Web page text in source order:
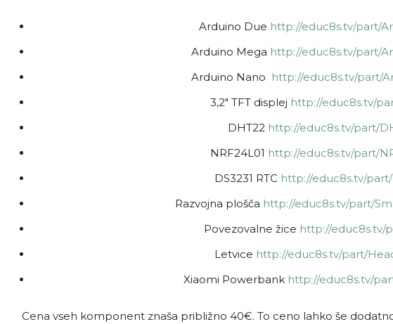
Arduino Due http://educ8s.tv/part/
Arduino Mega http://educ8s.tv/part/
Arduino Nano http://educ8s.tv/part/
3,2″ TFT displej http://educ8s.tv/
DHT22 http://educ8s.tv/part/
NRF24L01 http://educ8s.tv/part/
DS3231 RTC http://educ8s.tv/part/
Razvojna plošča http://educ8s.tv/part/
Povezovalne žice http://educ8s.tv/
Letvice http://educ8s.tv/part/
Xiaomi Powerbankhttp://educ8s.tv/
Cena vseh komponent znaša približno 40€. To ceno lahko še